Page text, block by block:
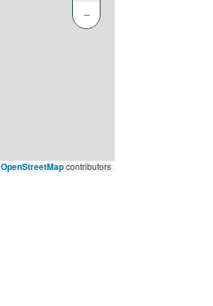
−
OpenStreetMapcontributors